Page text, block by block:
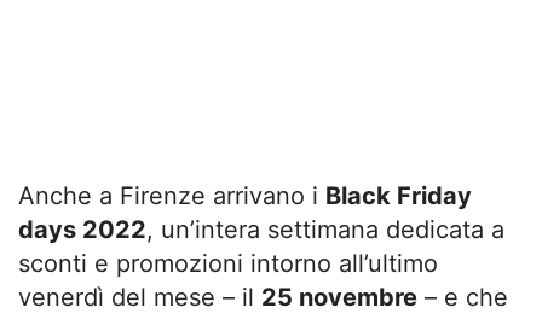
Anche a Firenze arrivano i Black Friday
days 2022, un’intera settimana dedicata a
sconti e promozioni intorno all’ultimo
venerdì del mese – il 25 novembre – e che